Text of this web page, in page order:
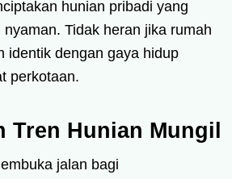
hunian pribadi yang
Tidak heran jika rumah
identik dengan gaya hidup
perkotaan.
Tren Hunian Mungil
jalan bagi